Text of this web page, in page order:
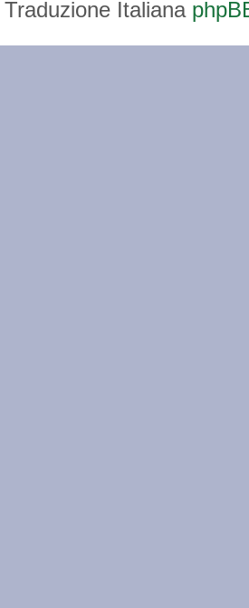
Traduzione Italiana